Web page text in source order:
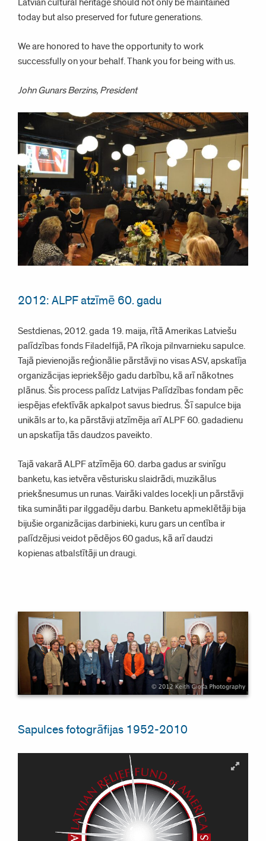
Latvian cultural heritage should not only be maintained
today but also preserved for future generations.
We are honored to have the opportunity to work
successfully on your behalf. Thank you for being with us.
John Gunars Berzins, President
2012: ALPF atzīmē 60. gadu
Sestdienas, 2012. gada 19. maija, rītā Amerikas Latviešu
palīdzības fonds Filadelfijā, PA rīkoja pilnvarnieku sapulce.
Tajā pievienojās reģionālie pārstāvji no visas ASV, apskatīja
organizācijas iepriekšējo gadu darbību, kā arī nākotnes
plānus. Šis process palīdz Latvijas Palīdzības fondam pēc
iespējas efektīvāk apkalpot savus biedrus. Šī sapulce bija
unikāls ar to, ka pārstāvji atzīmēja arī ALPF 60. gadadienu
un apskatīja tās daudzos paveikto.
Tajā vakarā ALPF atzīmēja 60. darba gadus ar svinīgu
banketu, kas ietvēra vēsturisku slaidrādi, muzikālus
priekšnesumus un runas. Vairāki valdes locekļi un pārstāvji
tika sumināti par ilggadēju darbu. Banketu apmeklētāji bija
bijušie organizācijas darbinieki, kuru gars un centība ir
palīdzējusi veidot pēdējos 60 gadus, kā arī daudzi
kopienas atbalstītāji un draugi.
Sapulces fotogrāfijas 1952-2010